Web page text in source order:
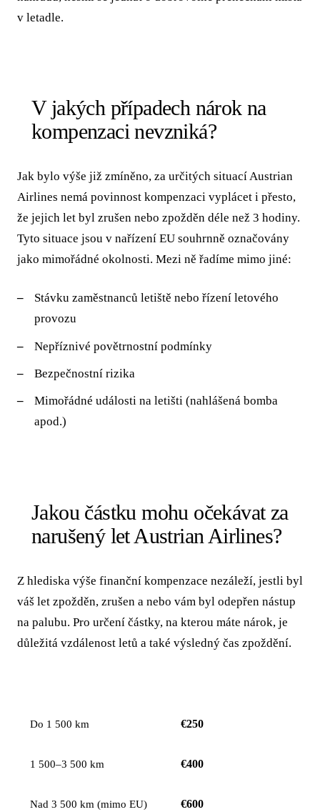
v letadle.
V jakých případech nárok na
kompenzaci nevzniká?
Jak bylo výše již zmíněno, za určitých situací Austrian
Airlines nemá povinnost kompenzaci vyplácet i přesto,
že jejich let byl zrušen nebo zpožděn déle než 3 hodiny.
Tyto situace jsou v nařízení EU souhrnně označovány
jako mimořádné okolnosti. Mezi ně řadíme mimo jiné:
Stávku zaměstnanců letiště nebo řízení letového
provozu
Nepříznivé povětrnostní podmínky
Bezpečnostní rizika
Mimořádné události na letišti (nahlášená bomba
apod.)
Jakou částku mohu očekávat za
narušený let Austrian Airlines?
Z hlediska výše finanční kompenzace nezáleží, jestli byl
váš let zpožděn, zrušen a nebo vám byl odepřen nástup
na palubu. Pro určení částky, na kterou máte nárok, je
důležitá vzdálenost letů a také výsledný čas zpoždění.
Do 1 500 km €250
1 500–3 500 km €400
Nad 3 500 km (mimo EU) €600